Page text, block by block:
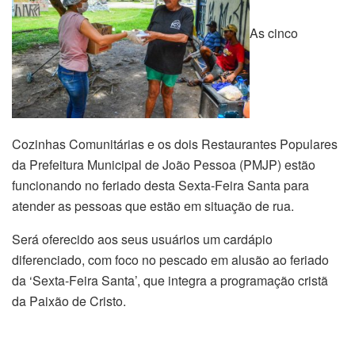
As cinco
Cozinhas Comunitárias e os dois Restaurantes Populares
da Prefeitura Municipal de João Pessoa (PMJP) estão
funcionando no feriado desta Sexta-Feira Santa para
atender as pessoas que estão em situação de rua.
Será oferecido aos seus usuários um cardápio
diferenciado, com foco no pescado em alusão ao feriado
da ‘Sexta-Feira Santa’, que integra a programação cristã
da Paixão de Cristo.